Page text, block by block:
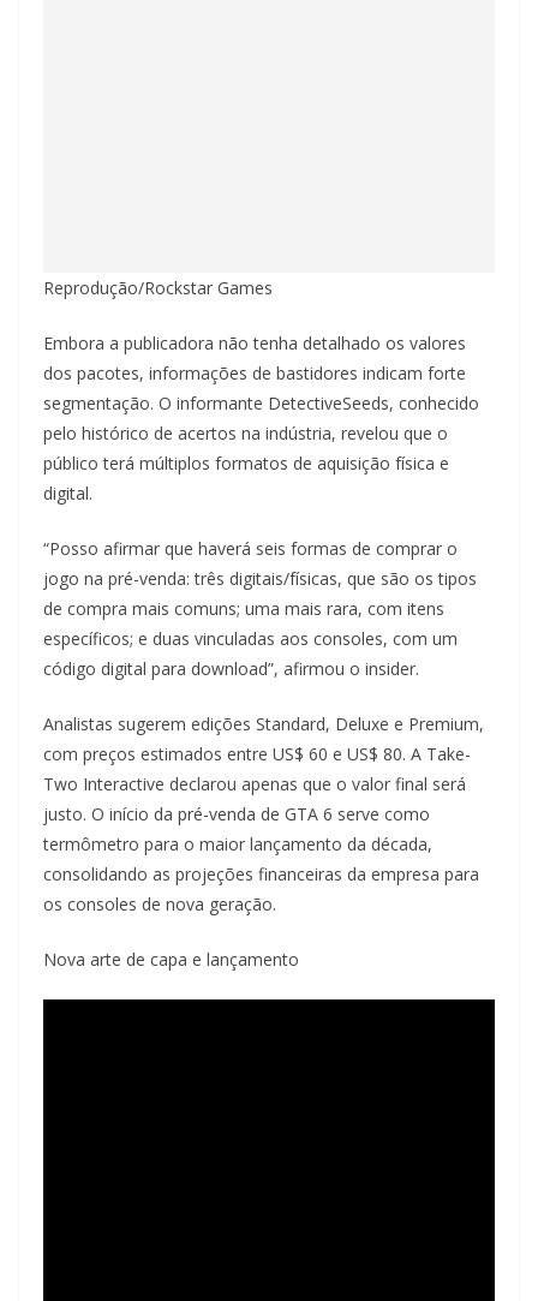
Reprodução/Rockstar Games
Embora a publicadora não tenha detalhado os valores
dos pacotes, informações de bastidores indicam forte
segmentação. O informante DetectiveSeeds, conhecido
pelo histórico de acertos na indústria, revelou que o
público terá múltiplos formatos de aquisição física e
digital.
“Posso afirmar que haverá seis formas de comprar o
jogo na pré-venda: três digitais/físicas, que são os tipos
de compra mais comuns; uma mais rara, com itens
específicos; e duas vinculadas aos consoles, com um
código digital para download”, afirmou o insider.
Analistas sugerem edições Standard, Deluxe e Premium,
com preços estimados entre US$ 60 e US$ 80. A Take-
Two Interactive declarou apenas que o valor final será
justo. O início da pré-venda de GTA 6 serve como
termômetro para o maior lançamento da década,
consolidando as projeções financeiras da empresa para
os consoles de nova geração.
Nova arte de capa e lançamento